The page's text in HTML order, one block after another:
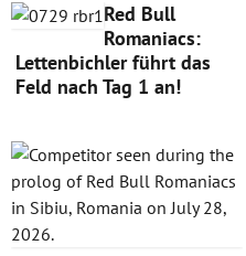
Red Bull
Romaniacs:
Lettenbichler führt das
Feld nach Tag 1 an!